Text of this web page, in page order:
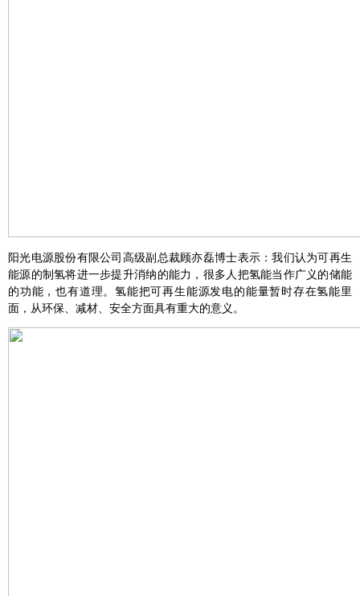
阳光电源股份有限公司高级副总裁顾亦磊博士表示：我们认为可再生
能源的制氢将进一步提升消纳的能力，很多人把氢能当作广义的储能
的功能，也有道理。氢能把可再生能源发电的能量暂时存在氢能里
面，从环保、减材、安全方面具有重大的意义。